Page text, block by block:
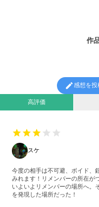
作
高評価
edit感想を
star star star star star
スケ
今度の相手は不可避、ボイド、
みれます！リメンバーの所在が
いよいよリメンバーの場所へ。
を発現した場所だった！